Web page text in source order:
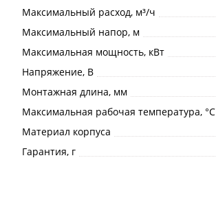
Максимальный расход, м³/ч
Максимальный напор, м
Максимальная мощность, кВт
Напряжение, В
Монтажная длина, мм
Максимальная рабочая температура, °С
Материал корпуса
Гарантия, г